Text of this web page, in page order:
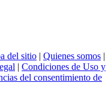
del sitio | Quienes somos |
| Condiciones de Uso y
del consentimiento de